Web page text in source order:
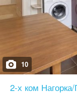
10
2-х ком